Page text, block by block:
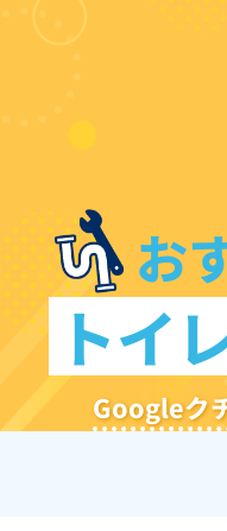
お
トイ
Googleク